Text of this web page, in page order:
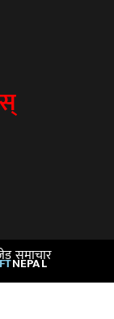
समाचार
NEPAL